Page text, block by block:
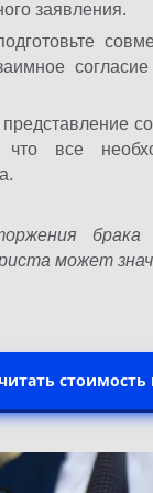
заявления.
что все
может